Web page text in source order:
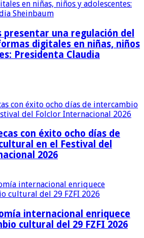
presentar una regulación del
digitales en niñas, niños
Presidenta Claudia
con éxito ocho días de
en el Festival del
2026
internacional enriquece
cultural del 29 FZFI 2026